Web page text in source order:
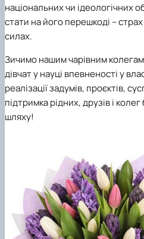
національних чи
стати на його перешкоді –
силах.
Зичимо нашим чарівним
дівчат у науці впевненості у
реалізації задумів, проєктів,
підтримка рідних, друзів і
шляху!